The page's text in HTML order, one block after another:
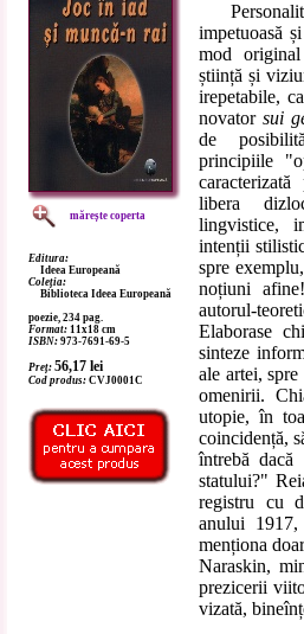
mărește coperta
Editura:
Ideea Europeană
Coleția:
Biblioteca Ideea Europeană
poezie, 234 pag.
Format: 11x18 cm
ISBN: 973-7691-69-5
Preț: 56,17 lei
Cod produs: CVJ0001C
impetuoasă
mod
știință și
irepetabile,
novator sui
de
principiile
libera
lingvistice,
intenții
spre
noțiuni
autorul-
Elaborase
sinteze
ale artei,
omenirii.
utopie, în
coincidență,
întrebă
statului?"
registru cu
anului
menționa
Naraskin,
prezicerii
vizată,